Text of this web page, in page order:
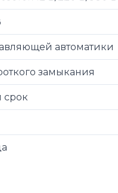
автоматики
замыкания
срок